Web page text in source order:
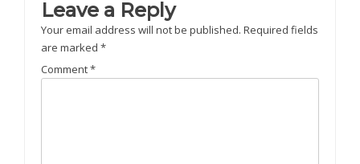
Leave a Reply
Your email address will not be published. Required fields
are marked *
Comment*